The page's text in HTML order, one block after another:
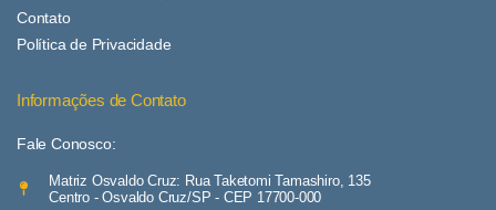
Contato
Política de Privacidade
Informações de Contato
Fale Conosco:
Matriz Osvaldo Cruz: Rua Taketomi Tamashiro, 135
Centro - Osvaldo Cruz/SP - CEP 17700-000